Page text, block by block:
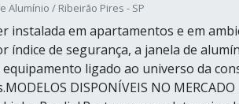
Alumínio / Ribeirão Pires - SP
instalada em apartamentos e em
índice de segurança, a janela de
ligado ao universo da
DISPONÍVEIS NO